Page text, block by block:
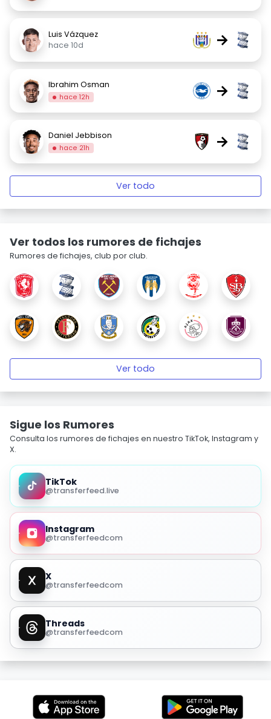
Luis Vázquez
hace 10d
→
Ibrahim Osman
hace 12h →
Daniel Jebbison
hace 21h →
Ver todo
Ver todos los rumores de fichajes
Rumores de fichajes, club por club.
Ver todo
Sigue los Rumores
Consulta los rumores de fichajes en nuestro TikTok, Instagram y
X.
TikTok
@transferfeed.live
Instagram
@transferfeedcom
X
@transferfeedcom
Threads
@transferfeedcom